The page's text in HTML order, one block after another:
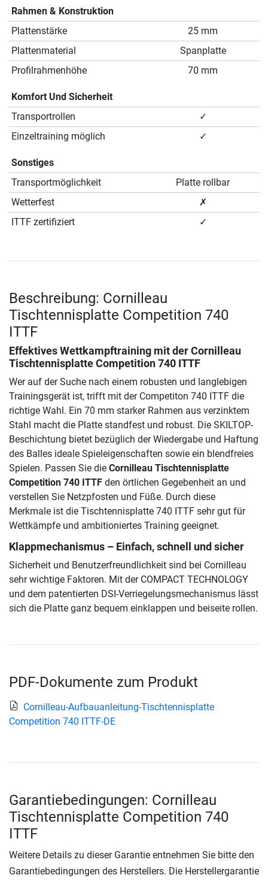
Rahmen & Konstruktion
Plattenstärke
25 mm
Plattenmaterial
Spanplatte
Profilrahmenhöhe
70 mm
Komfort Und Sicherheit
Transportrollen
✓
Einzeltraining möglich
✓
Sonstiges
Transportmöglichkeit
Platte rollbar
Wetterfest
✗
ITTF zertifiziert
✓
Beschreibung: Cornilleau
Tischtennisplatte Competition 740
ITTF
Effektives Wettkampftraining mit der Cornilleau
Tischtennisplatte Competition 740 ITTF
Wer auf der Suche nach einem robusten und langlebigen
Trainingsgerät ist, trifft mit der Competiton 740 ITTF die
richtige Wahl. Ein 70 mm starker Rahmen aus verzinktem
Stahl macht die Platte standfest und robust. Die SKILTOP-
Beschichtung bietet bezüglich der Wiedergabe und Haftung
des Balles ideale Spieleigenschaften sowie ein blendfreies
Spielen. Passen Sie die Cornilleau Tischtennisplatte
Competition 740 ITTF den örtlichen Gegebenheit an und
verstellen Sie Netzpfosten und Füße. Durch diese
Merkmale ist die Tischtennisplatte 740 ITTF sehr gut für
Wettkämpfe und ambitioniertes Training geeignet.
Klappmechanismus – Einfach, schnell und sicher
Sicherheit und Benutzerfreundlichkeit sind bei Cornilleau
sehr wichtige Faktoren. Mit der COMPACT TECHNOLOGY
und dem patentierten DSI-Verriegelungsmechanismus lässt
sich die Platte ganz bequem einklappen und beiseite rollen.
PDF-Dokumente zum Produkt
Cornilleau-Aufbauanleitung-Tischtennisplatte
Competition 740 ITTF-DE
Garantiebedingungen: Cornilleau
Tischtennisplatte Competition 740
ITTF
Weitere Details zu dieser Garantie entnehmen Sie bitte den
Garantiebedingungen des Herstellers. Die Herstellergarantie